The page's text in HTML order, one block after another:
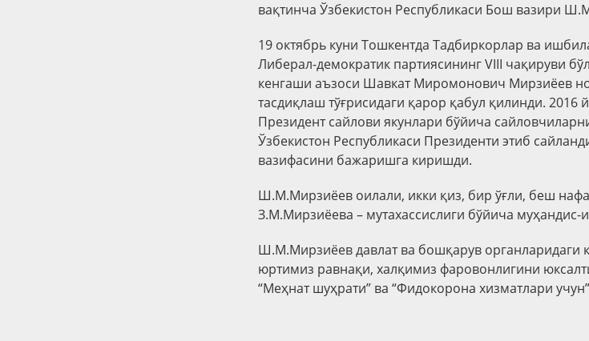
вақтинча Ўзбекистон Республикаси Бош вазири
19 октябрь куни Тошкентда Тадбиркорлар ва
Либерал-демократик партиясининг VIII чақируви
кенгаши аъзоси Шавкат Миромонович Мирзиёев
тасдиқлаш тўғрисидаги қарор қабул қилинди. 2016
Президент сайлови якунлари бўйича
Ўзбекистон Республикаси Президенти этиб
вазифасини бажаришга киришди.
Ш.М.Мирзиёев оилали, икки қиз, бир ўғли, беш
З.М.Мирзиёева – мутахассислиги бўйича муҳандис-
Ш.М.Мирзиёев давлат ва бошқарув органларидаги
юртимиз равнақи, халқимиз фаровонлигини
“Меҳнат шуҳрати” ва “Фидокорона хизматлари